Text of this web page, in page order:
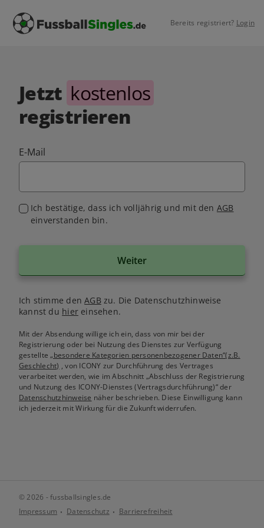
Bereits registriert? Login
Jetzt kostenlos
registrieren
E-Mail
Ich bestätige, dass ich volljährig und mit den AGB
einverstanden bin.
Weiter
Ich stimme denAGB zu. Die Datenschutzhinweise
kannst du hiereinsehen.
Mit der Absendung willige ich ein, dass von mir bei der
Registrierung oder bei Nutzung des Dienstes zur Verfügung
gestellte„besondere Kategorien personenbezogener Daten“(z.B.
Geschlecht) , von ICONY zur Durchführung des Vertrages
verarbeitet werden, wie im Abschnitt „Abschluss der Registrierung
und Nutzung des ICONY-Dienstes (Vertragsdurchführung)“ der
Datenschutzhinweise näher beschrieben. Diese Einwilligung kann
ich jederzeit mit Wirkung für die Zukunft widerrufen.
© 2026 - fussballsingles.de
Impressum
Datenschutz Barrierefreiheit